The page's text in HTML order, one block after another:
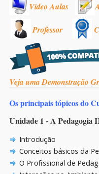
Vídeo Aulas
Professor
Veja uma Demonstração
Os principais tópicos do
Unidade 1 - A Pedagogia
Introdução
Conceitos básicos da
O Profissional de